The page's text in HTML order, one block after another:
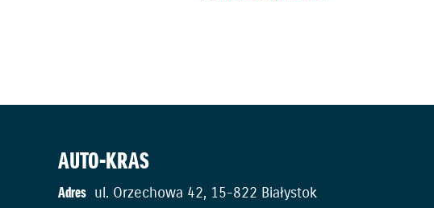
AUTO-KRAS
Adres ul. Orzechowa 42, 15-822 Białystok